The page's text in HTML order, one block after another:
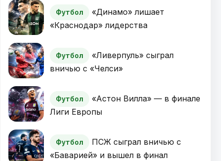
Футбол
«Динамо» лишает
«Краснодар» лидерства
Футбол
«Ливерпуль» сыграл
вничью с «Челси»
Футбол
«Астон Вилла» — в финале
Лиги Европы
Футбол
ПСЖ сыграл вничью с
«Баварией» и вышел в финал